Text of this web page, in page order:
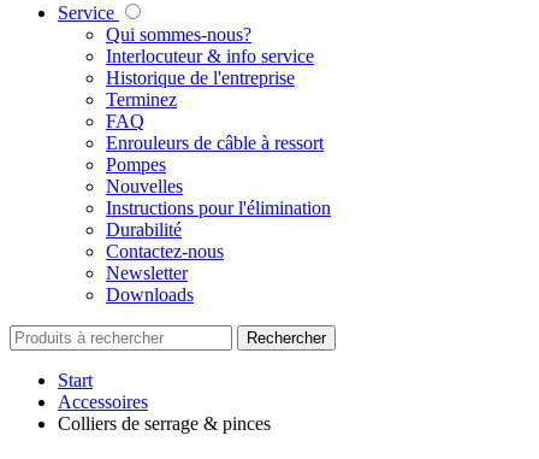
Service
Qui sommes-nous?
Interlocuteur & info service
Historique de l'entreprise
Terminez
FAQ
Enrouleurs de câble à ressort
Pompes
Nouvelles
Instructions pour l'élimination
Durabilité
Contactez-nous
Newsletter
Downloads
Rechercher
Start
Accessoires
Colliers de serrage & pinces